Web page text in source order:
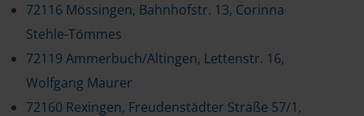
72116 Mössingen, Bahnhofstr. 13, Corinna
Stehle-Tömmes
72119 Ammerbuch/Altingen, Lettenstr. 16,
Wolfgang Maurer
72160 Rexingen, Freudenstädter Straße 57/1,